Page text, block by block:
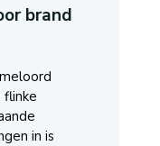
brand
in is